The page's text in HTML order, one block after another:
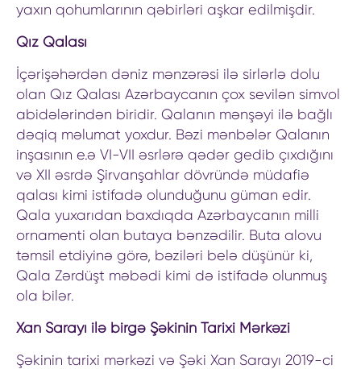
yaxın qohumlarının qəbirləri aşkar edilmişdir.
Qız Qalası
İçərişəhərdən dəniz mənzərəsi ilə sirlərlə dolu
olan Qız Qalası Azərbaycanın çox sevilən simvol
abidələrindən biridir. Qalanın mənşəyi ilə bağlı
dəqiq məlumat yoxdur. Bəzi mənbələr Qalanın
inşasının e.ə VI-VII əsrlərə qədər gedib çıxdığını
və XII əsrdə Şirvanşahlar dövründə müdafiə
qalası kimi istifadə olunduğunu güman edir.
Qala yuxarıdan baxdıqda Azərbaycanın milli
ornamenti olan butaya bənzədilir. Buta alovu
təmsil etdiyinə görə, bəziləri belə düşünür ki,
Qala Zərdüşt məbədi kimi də istifadə olunmuş
ola bilər.
Xan Sarayı ilə birgə Şəkinin Tarixi Mərkəzi
Şəkinin tarixi mərkəzi və Şəki Xan Sarayı 2019-ci